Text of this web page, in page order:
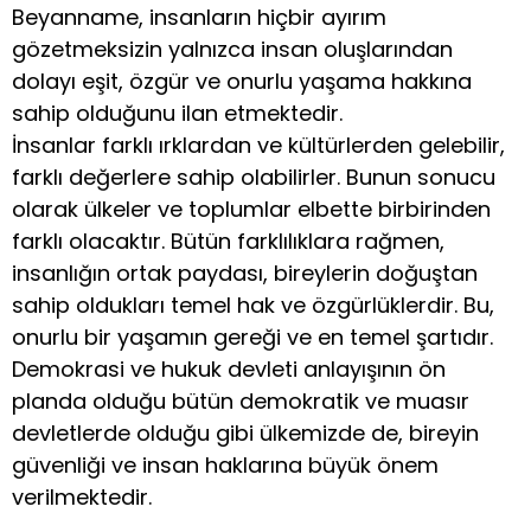
Beyanname, insanların hiçbir ayırım
gözetmeksizin yalnızca insan oluşlarından
dolayı eşit, özgür ve onurlu yaşama hakkına
sahip olduğunu ilan etmektedir.
İnsanlar farklı ırklardan ve kültürlerden gelebilir,
farklı değerlere sahip olabilirler. Bunun sonucu
olarak ülkeler ve toplumlar elbette birbirinden
farklı olacaktır. Bütün farklılıklara rağmen,
insanlığın ortak paydası, bireylerin doğuştan
sahip oldukları temel hak ve özgürlüklerdir. Bu,
onurlu bir yaşamın gereği ve en temel şartıdır.
Demokrasi ve hukuk devleti anlayışının ön
planda olduğu bütün demokratik ve muasır
devletlerde olduğu gibi ülkemizde de, bireyin
güvenliği ve insan haklarına büyük önem
verilmektedir.